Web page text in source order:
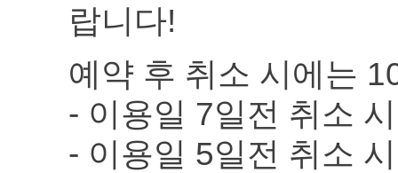
랍니다!
예약 후 취소 시에는
- 이용일 7일전 취소
- 이용일 5일전 취소